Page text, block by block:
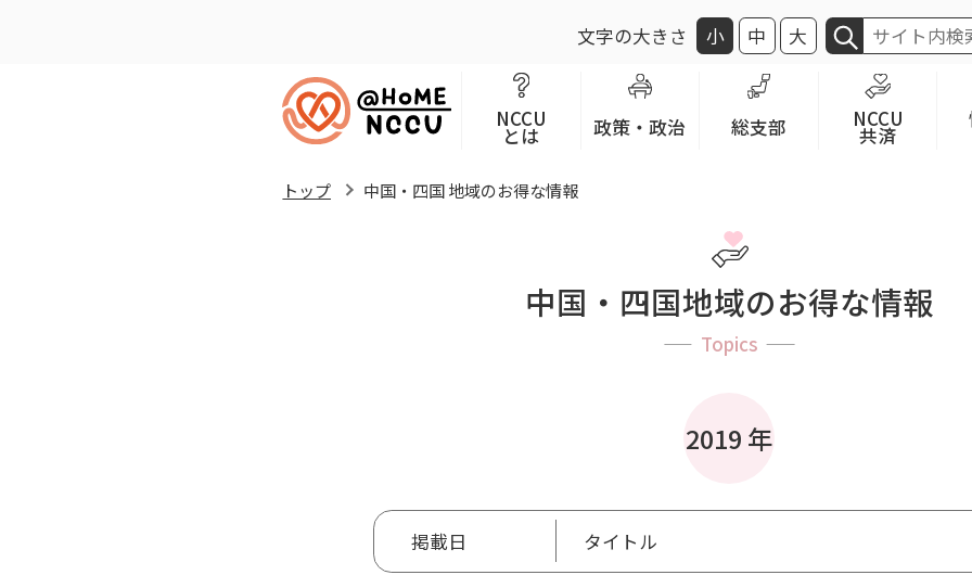
文字の大きさ 小 中 大
NCCU
とは 政策・政治 総支部 NCCU
共済
トップ 中国・四国 地域のお得な情報
中国・四国地域のお得な情報
Topics
2019 年
掲載日 タイトル